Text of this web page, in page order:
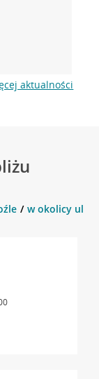
aktualności
w okolicy ul.